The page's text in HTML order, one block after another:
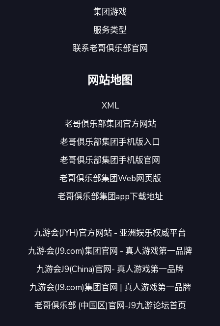
集团游戏
服务类型
联系老哥俱乐部官网
网站地图
XML
老哥俱乐部集团官方网站
老哥俱乐部集团手机版入口
老哥俱乐部集团手机版官网
老哥俱乐部集团Web网页版
老哥俱乐部集团app下载地址
九游会(JYH)官方网站 - 亚洲娱乐权威平台
九游·会(J9.com)集团官网 - 真人游戏第一品牌
九游会J9(China)官网- 真人游戏第一品牌
九游会(J9.com)集团官网 | 真人游戏第一品牌
老哥俱乐部 (中国区)官网-J9九游论坛首页